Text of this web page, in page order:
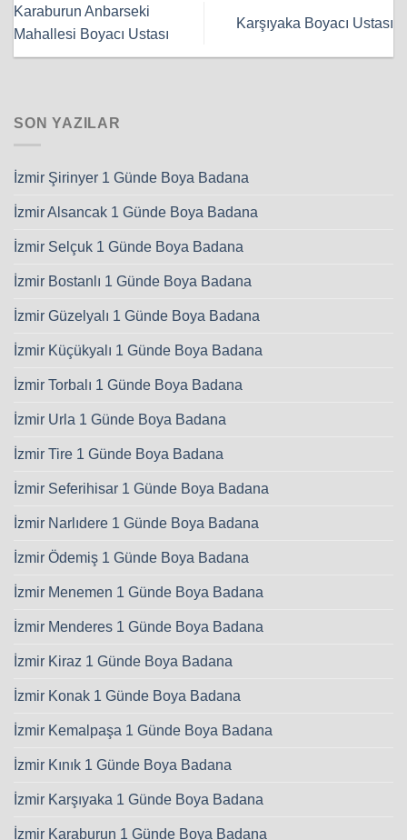
Karaburun Anbarseki
Mahallesi Boyacı Ustası
Karşıyaka Boyacı Ustası
SON YAZILAR
İzmir Şirinyer 1 Günde Boya Badana
İzmir Alsancak 1 Günde Boya Badana
İzmir Selçuk 1 Günde Boya Badana
İzmir Bostanlı 1 Günde Boya Badana
İzmir Güzelyalı 1 Günde Boya Badana
İzmir Küçükyalı 1 Günde Boya Badana
İzmir Torbalı 1 Günde Boya Badana
İzmir Urla 1 Günde Boya Badana
İzmir Tire 1 Günde Boya Badana
İzmir Seferihisar 1 Günde Boya Badana
İzmir Narlıdere 1 Günde Boya Badana
İzmir Ödemiş 1 Günde Boya Badana
İzmir Menemen 1 Günde Boya Badana
İzmir Menderes 1 Günde Boya Badana
İzmir Kiraz 1 Günde Boya Badana
İzmir Konak 1 Günde Boya Badana
İzmir Kemalpaşa 1 Günde Boya Badana
İzmir Kınık 1 Günde Boya Badana
İzmir Karşıyaka 1 Günde Boya Badana
İzmir Karaburun 1 Günde Boya Badana